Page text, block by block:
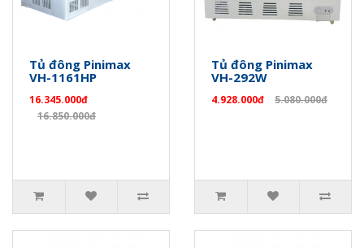
Tủ đông Pinimax
VH-1161HP
16.345.000đ
16.850.000đ
Tủ đông Pinimax
VH-292W
4.928.000đ 5.080.000đ